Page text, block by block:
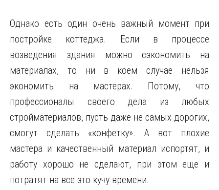
Однако есть один очень важный момент при
постройке коттеджа. Если в процессе
возведения здания можно сэкономить на
материалах, то ни в коем случае нельзя
экономить на мастерах. Потому, что
профессионалы своего дела из любых
стройматериалов, пусть даже не самых дорогих,
смогут сделать «конфетку». А вот плохие
мастера и качественный материал испортят, и
работу хорошо не сделают, при этом еще и
потратят на все это кучу времени.